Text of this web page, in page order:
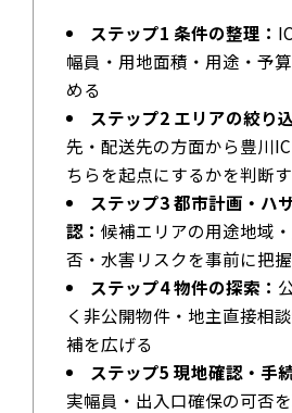
ステップ1 条件の整理：
幅員・用地面積・用途・予
める
ステップ2 エリアの絞り
先・配送先の方面から豊川
ちらを起点にするかを判断
ステップ3 都市計画・ハ
認： 候補エリアの用途地域
否・水害リスクを事前に把
ステップ4 物件の探索：
く非公開物件・地主直接相
補を広げる
ステップ5 現地確認・手
実幅員・出入口確保の可否を